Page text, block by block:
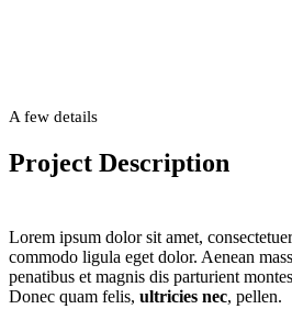
A few details
Project Description
Lorem ipsum dolor sit amet,
commodo ligula eget dolor. Aenean
penatibus et magnis dis parturient
Donec quam felis, ultricies nec, pellen.